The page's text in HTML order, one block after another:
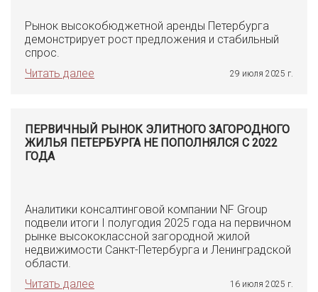
Рынок высокобюджетной аренды Петербурга
демонстрирует рост предложения и стабильный
спрос.
Читать далее
29 июля 2025 г.
ПЕРВИЧНЫЙ РЫНОК ЭЛИТНОГО ЗАГОРОДНОГО
ЖИЛЬЯ ПЕТЕРБУРГА НЕ ПОПОЛНЯЛСЯ С 2022
ГОДА
Аналитики консалтинговой компании NF Group
подвели итоги I полугодия 2025 года на первичном
рынке высококлассной загородной жилой
недвижимости Санкт-Петербурга и Ленинградской
области.
Читать далее
16 июля 2025 г.